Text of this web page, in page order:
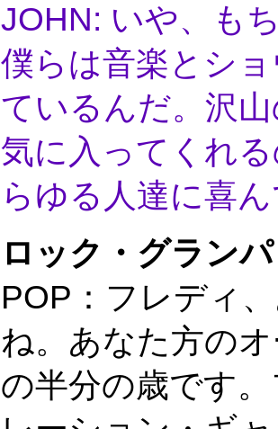
JOHN: いや、も
僕らは音楽とシ
ているんだ。沢
気に入ってくれ
らゆる人達に喜
ロック・グランパ
POP：フレディ
ね。あなた方の
の半分の歳です